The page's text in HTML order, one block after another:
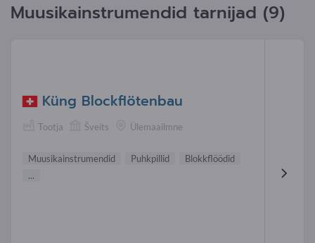
Muusikainstrumendid tarnijad (9)
Küng Blockflötenbau
Tootja Šveits Ülemaailmne
Muusikainstrumendid Puhkpillid
Blokkflöödid
...